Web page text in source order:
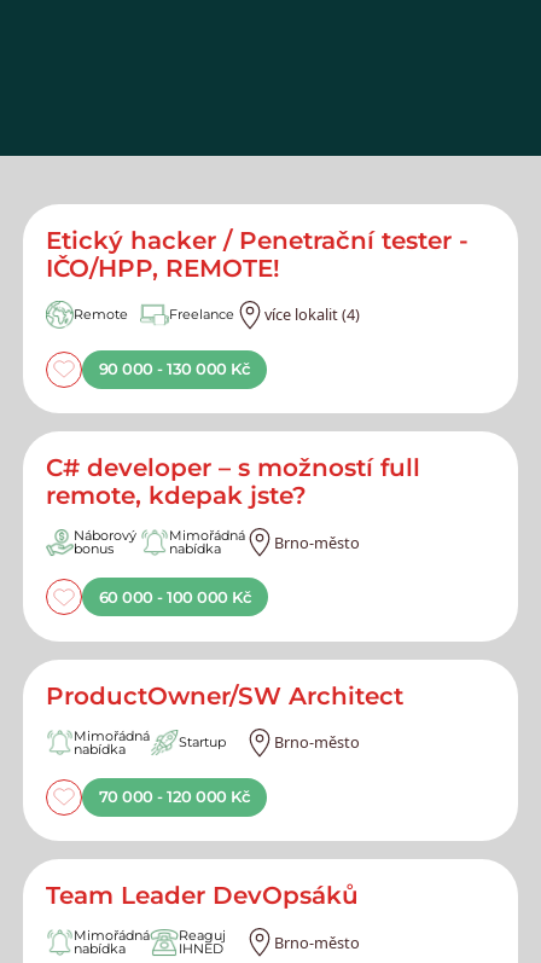
Etický hacker / Penetrační tester -
IČO/HPP, REMOTE!
Remote Freelance více lokalit (4)
90 000 - 130 000 Kč
C# developer – s možností full
remote, kdepak jste?
Náborový
bonus
Mimořádná
nabídka Brno-město
60 000 - 100 000 Kč
ProductOwner/SW Architect
Mimořádná
nabídka Startup Brno-město
70 000 - 120 000 Kč
Team Leader DevOpsáků
Mimořádná
nabídka
Reaguj
IHNED Brno-město